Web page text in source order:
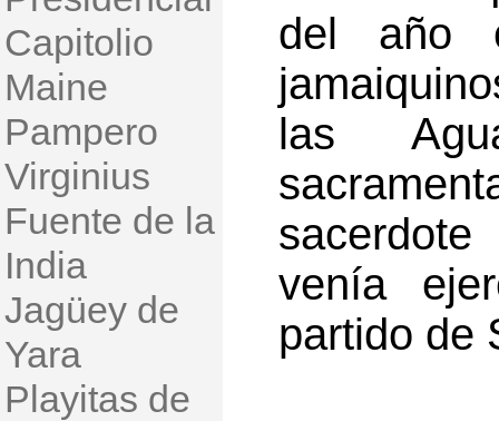
Capitolio
Maine
Pampero
Virginius
Fuente de la
India
Jagüey de
Yara
Playitas de
del año
las
venía
partido de